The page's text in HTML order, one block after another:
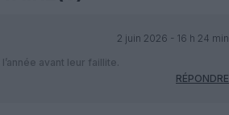
2 juin 2026 - 16 h 24 min
avant leur faillite.
RÉPONDRE